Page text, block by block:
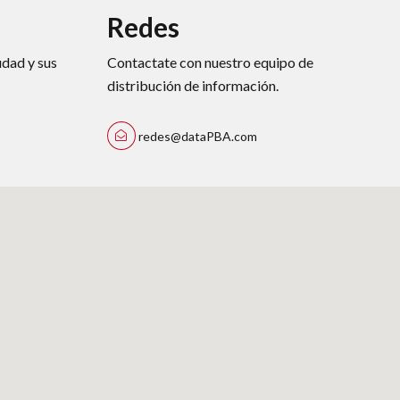
y sus
Redes
Contactate con nuestro equipo de
distribución de información.
redes@dataPBA.com